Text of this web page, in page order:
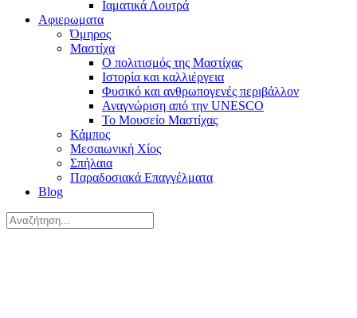
Ιαματικά Λουτρά
Αφιερωματα
Όμηρος
Μαστίχα
Ο πολιτισμός της Μαστίχας
Ιστορία και καλλιέργεια
Φυσικό και ανθρωπογενές περιβάλλον
Αναγνώριση από την UNESCO
Το Μουσείο Μαστίχας
Κάμπος
Μεσαιωνική Χίος
Σπήλαια
Παραδοσιακά Επαγγέλματα
Blog